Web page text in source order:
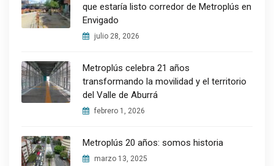
que estaría listo corredor de Metroplús en
Envigado
julio 28, 2026
Metroplús celebra 21 años
transformando la movilidad y el territorio
del Valle de Aburrá
febrero 1, 2026
Metroplús 20 años: somos historia
marzo 13, 2025